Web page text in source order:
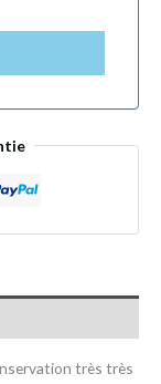
très très